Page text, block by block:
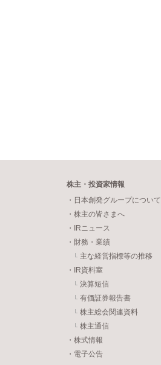
株主・投資家情報
・日本創発グループについて
・株主の皆さまへ
・IRニュース
・財務・業績
主な経営指標等の推移
・IR資料室
決算短信
有価証券報告書
株主総会関連資料
株主通信
・株式情報
・電子公告